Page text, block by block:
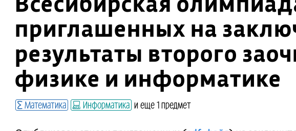
приглашенных на
результаты второго
физике и информатике
Математика Информатика и еще 1 предмет